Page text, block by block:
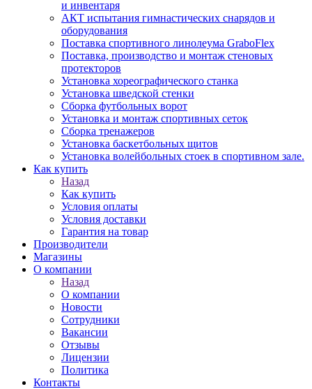
и инвентаря
АКТ испытания гимнастических снарядов и
оборудования
Поставка спортивного линолеума GraboFlex
Поставка, производство и монтаж стеновых
протекторов
Установка хореографического станка
Установка шведской стенки
Сборка футбольных ворот
Установка и монтаж спортивных сеток
Сборка тренажеров
Установка баскетбольных щитов
Установка волейбольных стоек в спортивном зале.
Как купить
Назад
Как купить
Условия оплаты
Условия доставки
Гарантия на товар
Производители
Магазины
О компании
Назад
О компании
Новости
Сотрудники
Вакансии
Отзывы
Лицензии
Политика
Контакты